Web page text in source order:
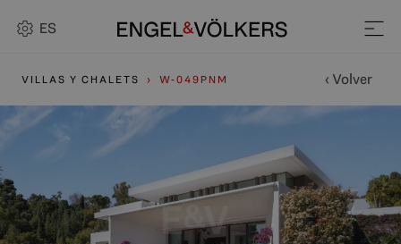
ES
VILLAS Y CHALETS W-049PNM ‹ Volver